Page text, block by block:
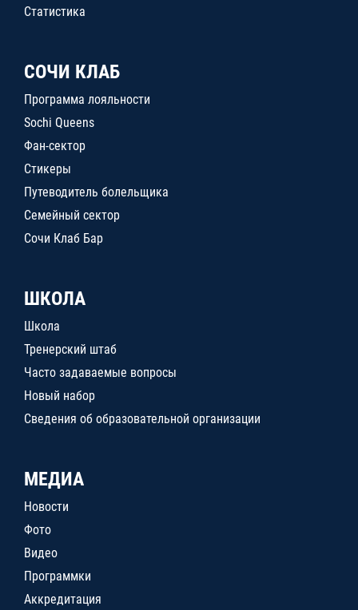
Статистика
СОЧИ КЛАБ
Программа лояльности
Sochi Queens
Фан-сектор
Стикеры
Путеводитель болельщика
Семейный сектор
Сочи Клаб Бар
ШКОЛА
Школа
Тренерский штаб
Часто задаваемые вопросы
Новый набор
Сведения об образовательной организации
МЕДИА
Новости
Фото
Видео
Программки
Аккредитация